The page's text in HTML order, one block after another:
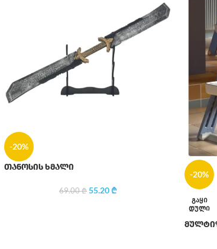
-20%
თანოსის ხმალი
69.00₾ 55.20₾
-20%
ᲒᲐᲧᲘ
ᲓᲣᲚᲘ